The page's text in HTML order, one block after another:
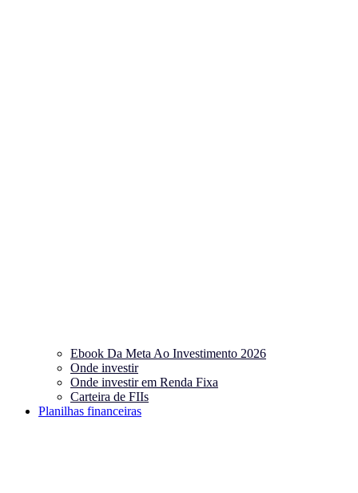
Ebook Da Meta Ao Investimento 2026
Onde investir
Onde investir em Renda Fixa
Carteira de FIIs
Planilhas financeiras